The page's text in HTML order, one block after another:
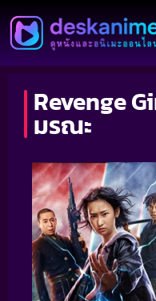
Revenge
มรณะ